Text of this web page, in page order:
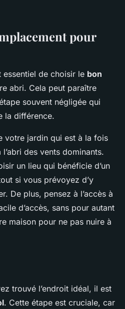
pour
essentiel de choisir le bon
abri. Cela peut paraître
souvent négligée qui
la différence.
votre jardin qui est à la fois
des vents dominants.
un lieu qui bénéficie d’un
si vous prévoyez d’y
De plus, pensez à l’accès à
d’accès, sans pour autant
maison pour ne pas nuire à
trouvé l’endroit idéal, il est
. Cette étape est cruciale, car